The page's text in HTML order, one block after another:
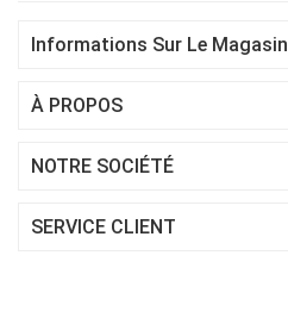
Informations Sur Le Magasin
À PROPOS
NOTRE SOCIÉTÉ
SERVICE CLIENT